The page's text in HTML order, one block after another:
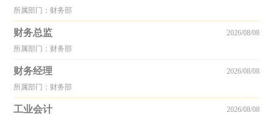
所属部门：财务部
财务总监
所属部门：财务部
2026/08/08
财务经理
所属部门：财务部
2026/08/08
工业会计 2026/08/08